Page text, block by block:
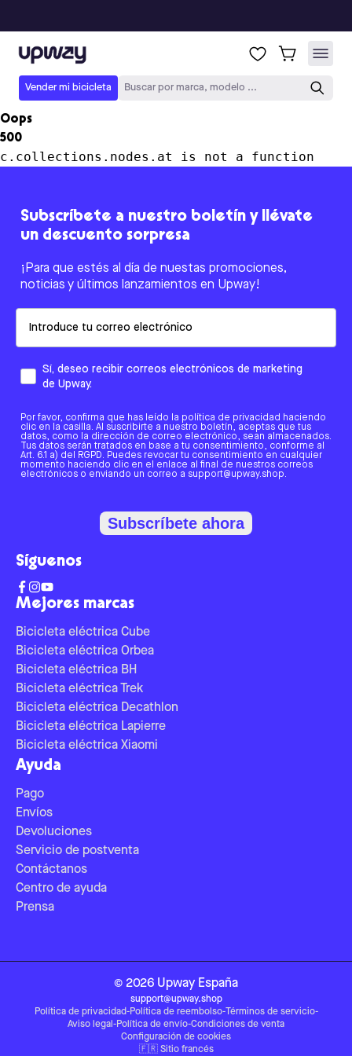
Upway
Vender mi bicicleta Buscar por marca, modelo ...
Oops
500
c.collections.nodes.at is not a function
Mejores marcas
Bicicleta eléctrica Cube
Bicicleta eléctrica Orbea
Bicicleta eléctrica BH
Bicicleta eléctrica Trek
Bicicleta eléctrica Decathlon
Bicicleta eléctrica Lapierre
Bicicleta eléctrica Xiaomi
Ayuda
Pago
Envíos
Devoluciones
Servicio de postventa
Contáctanos
Centro de ayuda
Prensa
Subscríbete a nuestro boletín y llévate
un descuento sorpresa
¡Para que estés al día de nuestas promociones,
noticias y últimos lanzamientos en Upway!
Sí, deseo recibir correos electrónicos de marketing
de Upway.
Por favor, confirma que has leído la política de privacidad haciendo
clic en la casilla. Al suscribirte a nuestro boletín, aceptas que tus
datos, como la dirección de correo electrónico, sean almacenados.
Tus datos serán tratados en base a tu consentimiento, conforme al
Art. 6.1 a) del RGPD. Puedes revocar tu consentimiento en cualquier
momento haciendo clic en el enlace al final de nuestros correos
electrónicos o enviando un correo a support@upway.shop.
Subscríbete ahora
Síguenos
© 2026 Upway España
support@upway.shop
Política de privacidad-Política de reembolso-Términos de servicio-
Aviso legal -Política de envío-Condiciones de venta
Configuración de cookies
🇫🇷 Sitio francés